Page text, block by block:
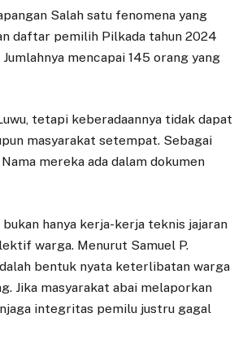
Salah satu fenomena yang
daftar pemilih Pilkada tahun 2024
mencapai 145 orang yang
tetapi keberadaannya tidak dapat
masyarakat setempat. Sebagai
mereka ada dalam dokumen
hanya kerja-kerja teknis jajaran
warga. Menurut Samuel P.
bentuk nyata keterlibatan warga
Jika masyarakat abai melaporkan
integritas pemilu justru gagal